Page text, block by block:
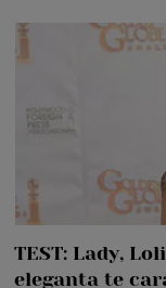
TEST: Lady,
eleganta te